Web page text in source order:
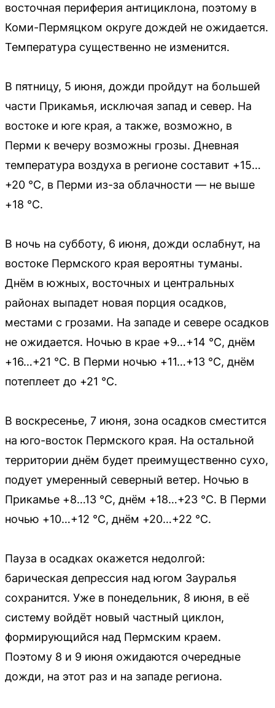
восточная периферия антициклона, поэтому в
Коми-Пермяцком округе дождей не ожидается.
Температура существенно не изменится.
В пятницу, 5 июня, дожди пройдут на большей
части Прикамья, исключая запад и север. На
востоке и юге края, а также, возможно, в
Перми к вечеру возможны грозы. Дневная
температура воздуха в регионе составит +15…
+20 °С, в Перми из-за облачности — не выше
+18 °С.
В ночь на субботу, 6 июня, дожди ослабнут, на
востоке Пермского края вероятны туманы.
Днём в южных, восточных и центральных
районах выпадет новая порция осадков,
местами с грозами. На западе и севере осадков
не ожидается. Ночью в крае +9…+14 °С, днём
+16…+21 °С. В Перми ночью +11…+13 °С, днём
потеплеет до +21 °С.
В воскресенье, 7 июня, зона осадков сместится
на юго-восток Пермского края. На остальной
территории днём будет преимущественно сухо,
подует умеренный северный ветер. Ночью в
Прикамье +8…13 °С, днём +18…+23 °С. В Перми
ночью +10…+12 °С, днём +20…+22 °С.
Пауза в осадках окажется недолгой:
барическая депрессия над югом Зауралья
сохранится. Уже в понедельник, 8 июня, в её
систему войдёт новый частный циклон,
формирующийся над Пермским краем.
Поэтому 8 и 9 июня ожидаются очередные
дожди, на этот раз и на западе региона.